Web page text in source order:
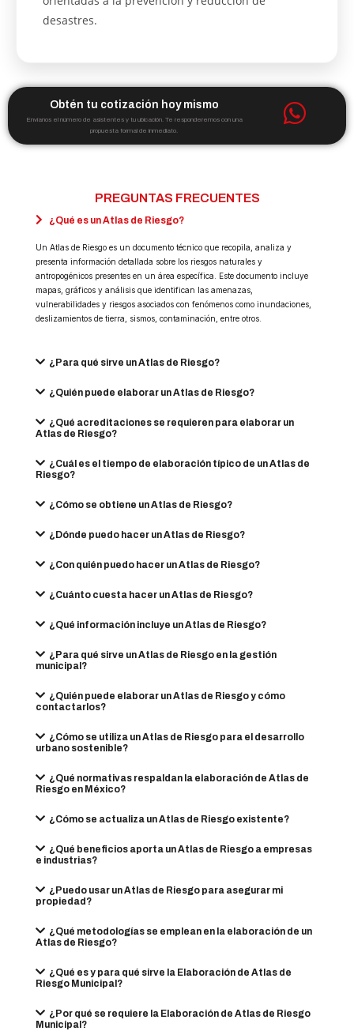
desastres.
Obtén tu cotización hoy mismo
Envíanos el número de asistentes y tu ubicación. Te responderemos con una
propuesta formal de inmediato.
PREGUNTAS FRECUENTES
¿Qué es un Atlas de Riesgo?
Un Atlas de Riesgo es un documento técnico que recopila, analiza y
presenta información detallada sobre los riesgos naturales y
antropogénicos presentes en un área específica. Este documento incluye
mapas, gráficos y análisis que identifican las amenazas,
vulnerabilidades y riesgos asociados con fenómenos como inundaciones,
deslizamientos de tierra, sismos, contaminación, entre otros.
¿Para qué sirve un Atlas de Riesgo?
¿Quién puede elaborar un Atlas de Riesgo?
¿Qué acreditaciones se requieren para elaborar un
Atlas de Riesgo?
¿Cuál es el tiempo de elaboración típico de un Atlas de
Riesgo?
¿Cómo se obtiene un Atlas de Riesgo?
¿Dónde puedo hacer un Atlas de Riesgo?
¿Con quién puedo hacer un Atlas de Riesgo?
¿Cuánto cuesta hacer un Atlas de Riesgo?
¿Qué información incluye un Atlas de Riesgo?
¿Para qué sirve un Atlas de Riesgo en la gestión
municipal?
¿Quién puede elaborar un Atlas de Riesgo y cómo
contactarlos?
¿Cómo se utiliza un Atlas de Riesgo para el desarrollo
urbano sostenible?
¿Qué normativas respaldan la elaboración de Atlas de
Riesgo en México?
¿Cómo se actualiza un Atlas de Riesgo existente?
¿Qué beneficios aporta un Atlas de Riesgo a empresas
e industrias?
¿Puedo usar un Atlas de Riesgo para asegurar mi
propiedad?
¿Qué metodologías se emplean en la elaboración de un
Atlas de Riesgo?
¿Qué es y para qué sirve la Elaboración de Atlas de
Riesgo Municipal?
¿Por qué se requiere la Elaboración de Atlas de Riesgo
Municipal?